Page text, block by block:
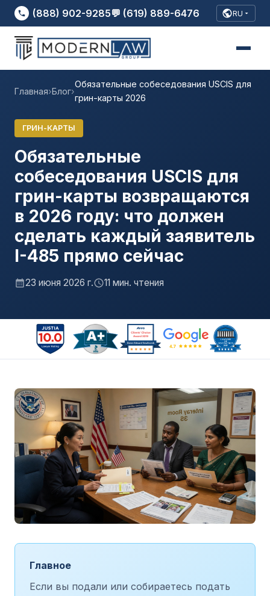
(888) 902-9285💬 (619) 889-6476 RU
Главная›Блог›
Обязательные собеседования USCIS для
грин-карты 2026
ГРИН-КАРТЫ
Обязательные
собеседования USCIS для
грин-карты возвращаются
в 2026 году: что должен
сделать каждый заявитель
I-485 прямо сейчас
23 июня 2026 г. 11 мин. чтения
Главное
Если вы подали или собираетесь подать